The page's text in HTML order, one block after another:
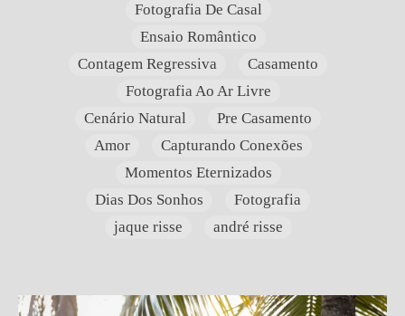
Fotografia De Casal
Ensaio Romântico
Contagem Regressiva
Casamento
Fotografia Ao Ar Livre
Cenário Natural
Pre Casamento
Amor
Capturando Conexões
Momentos Eternizados
Dias Dos Sonhos
Fotografia
jaque risse
andré risse